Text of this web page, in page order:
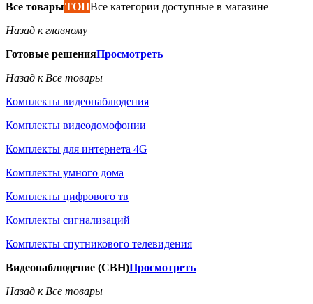
Все товарыТОПВсе категории доступные в магазине
Назад к главному
Готовые решенияПросмотреть
Назад к Все товары
Комплекты видеонаблюдения
Комплекты видеодомофонии
Комплекты для интернета 4G
Комплекты умного дома
Комплекты цифрового тв
Комплекты сигнализаций
Комплекты спутникового телевидения
Видеонаблюдение (СВН)Просмотреть
Назад к Все товары